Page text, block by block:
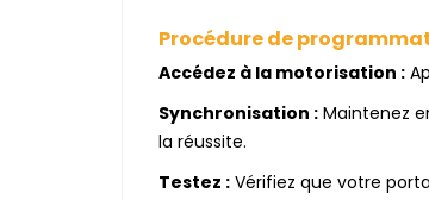
Procédure de
Accédez à la motorisation :
Synchronisation : Maintenez
la réussite.
Testez : Vérifiez que votre